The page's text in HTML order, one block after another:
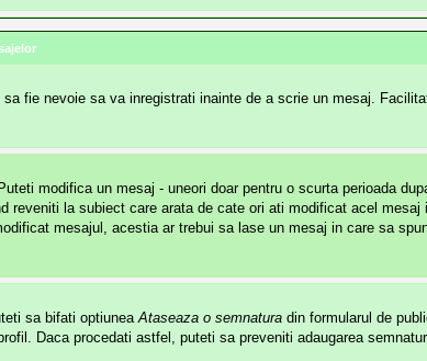
fie nevoie sa va inregistrati inainte de a scrie un mesaj.
modifica un mesaj - uneori doar pentru o scurta perioada
la subiect care arata de cate ori ati modificat acel mesaj
mesajul, acestia ar trebui sa lase un mesaj in care sa
sa bifati optiuneaAtaseaza o semnatura din formularul de
Daca procedati astfel, puteti sa preveniti adaugarea